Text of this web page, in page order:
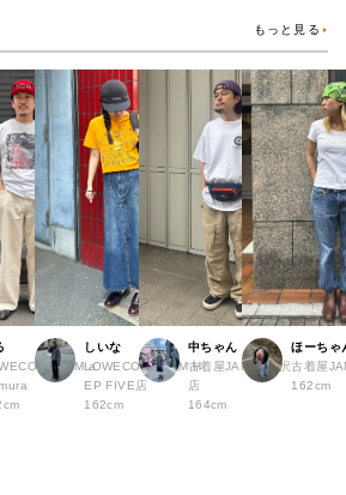
もっと見る
by JAM a
しいな
LOWECO by JAM H
EP FIVE店
162cm
中ちゃん
古着屋JAM 下北沢
店
164cm
ほーちゃ
古着屋
162cm